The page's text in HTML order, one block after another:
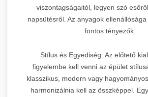
viszontagságaitól, legyen szó
napsütésről. Az anyagok
fontos tényezők.
Stílus és Egyediség: Az előtető
figyelembe kell venni az épület
klasszikus, modern vagy
harmonizálnia kell az összképpel.